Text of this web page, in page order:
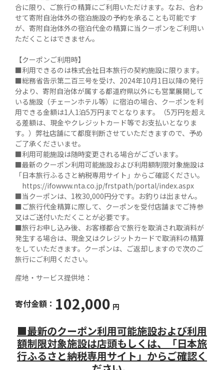
合に限り、ご旅行の精算にご利用いただけます。なお、合わ
せて寄附自治体外の宿泊施設の予約を承ることも可能です
が、寄附自治体外の宿泊代金の精算に当クーポンをご利用い
ただくことはできません。
【クーポンご利用時】
■利用できるのは株式会社日本旅行の契約施設に限ります。
■総務省告示第二百三号を受け、2024年10月1日以降の発行
分より、寄附自治体が属する都道府県以外にも営業展開して
いる施設（チェーンホテル等）に宿泊の場合、クーポンを利
用できる金額は1人1泊5万円までとなります。（5万円を超え
る差額は、現金やクレジットカード等でお支払いとなりま
す。）弊社店舗にて都度判断させていただきますので、予め
ご了承くださいませ。
■利用可能施設は随時変更される場合がございます。
■最新のクーポン利用可能施設および利用額制限対象施設は
「日本旅行ふるさと納税専用サイト」からご確認ください。
https://ifowww.nta.co.jp/frstpath/portal/index.aspx
■当クーポンは、1枚30,000円分です。お釣りは出ません。
■ご旅行代金精算に際して、クーポンを受付店舗までご持参
又はご送付いただくことが必要です。
■旅行お申し込み後、お客様都合で旅行を取消され取消料が
発生する場合は、現金又はクレジットカードで取消料の精算
をしていただきます。クーポンは、ご返却しますので次のご
旅行にご利用ください。
産地・サービス提供地：
寄付金額： 102,000 円
■最新のクーポン利用可能施設および利用
額制限対象施設は店頭もしくは、「日本旅
行ふるさと納税専用サイト」からご確認く